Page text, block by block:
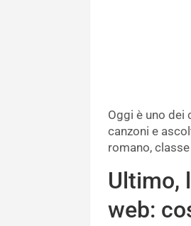
Oggi è uno dei
canzoni e
romano,
Ultimo,
web: